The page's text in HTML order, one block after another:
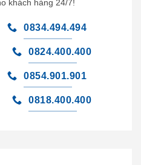
khách hàng 24/7!
0834.494.494
0824.400.400
0854.901.901
0818.400.400